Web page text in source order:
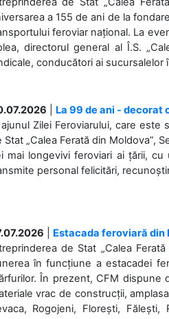
a 155 de ani de la
feroviar național. La
directorul general al Î.S.
conducători ai sucursalelor
La 99 de ani -
Zilei Feroviarului, care este
Stat „Calea Ferată din Moldova”,
mai longevivi feroviari ai țării,
personal felicitări,
Estacada feroviară din
de Stat „Calea
în funcțiune a estacadei
În prezent, CFM dispune
vrac de construcții,
Rogojeni, Florești,